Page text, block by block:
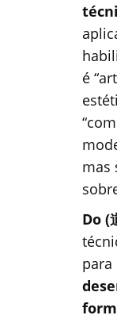
é
mas
Do (
para